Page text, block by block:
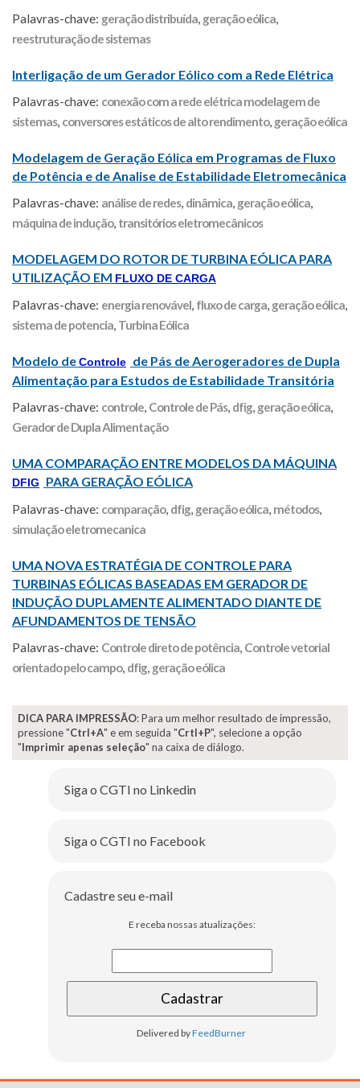
Palavras-chave: geração distribuída, geração eólica,
reestruturação de sistemas
Interligação de um Gerador Eólico com a Rede Elétrica
Palavras-chave: conexão com a rede elétrica modelagem de
sistemas, conversores estáticos de alto rendimento, geração eólica
Modelagem de Geração Eólica em Programas de Fluxo
de Potência e de Analise de Estabilidade Eletromecânica
Palavras-chave: análise de redes, dinâmica, geração eólica,
máquina de indução, transitórios eletromecânicos
MODELAGEM DO ROTOR DE TURBINA EÓLICA PARA
UTILIZAÇÃO EM FLUXO DE CARGA
Palavras-chave: energia renovável, fluxo de carga, geração eólica,
sistema de potencia, Turbina Eólica
Modelo deControle de Pás de Aerogeradores de Dupla
Alimentação para Estudos de Estabilidade Transitória
Palavras-chave: controle, Controle de Pás, dfig, geração eólica,
Gerador de Dupla Alimentação
UMA COMPARAÇÃO ENTRE MODELOS DA MÁQUINA
DFIG PARA GERAÇÃO EÓLICA
Palavras-chave: comparação, dfig, geração eólica, métodos,
simulação eletromecanica
UMA NOVA ESTRATÉGIA DE CONTROLE PARA
TURBINAS EÓLICAS BASEADAS EM GERADOR DE
INDUÇÃO DUPLAMENTE ALIMENTADO DIANTE DE
AFUNDAMENTOS DE TENSÃO
Palavras-chave: Controle direto de potência, Controle vetorial
orientado pelo campo, dfig, geração eólica
DICA PARA IMPRESSÃO: Para um melhor resultado de impressão,
pressione "Ctrl+A" e em seguida "Crtl+P", selecione a opção
"Imprimir apenas seleção" na caixa de diálogo.
Siga o CGTI no Linkedin
Siga o CGTI no Facebook
Cadastre seu e-mail
E receba nossas atualizações:
Delivered byFeedBurner